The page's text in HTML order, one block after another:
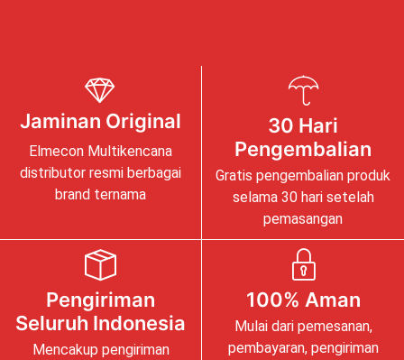
Jaminan Original
Elmecon Multikencana
distributor resmi berbagai
brand ternama
30 Hari
Pengembalian
Gratis pengembalian produk
selama 30 hari setelah
pemasangan
Pengiriman
Seluruh Indonesia
Mencakup pengiriman
100% Aman
Mulai dari pemesanan,
pembayaran, pengiriman